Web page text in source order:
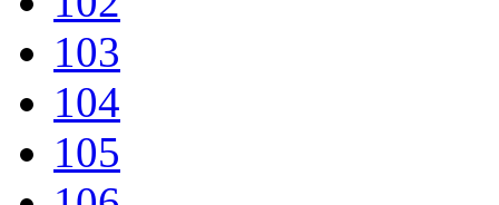
103
104
105